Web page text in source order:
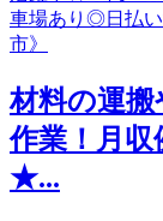
材料の運
作業！月
★...